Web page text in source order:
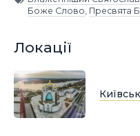
Боже Слово, Пресвята
Локації